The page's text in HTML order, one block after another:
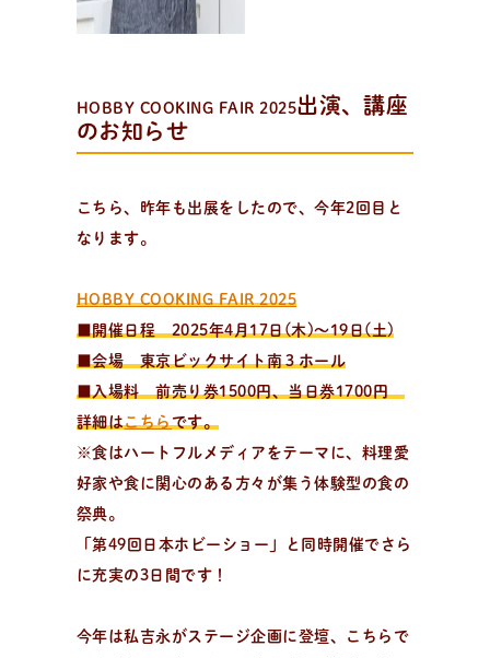
趣味でパン作りを楽しみたい方、製パン理論を学びたい
方、パン教室をはじめたい方。
パンが作りたい！
室、イベント情報を探そう！
HOBBY COOKING FAIR 2025出演、講座
のお知らせ
こちら、昨年も出展をしたので、今年2回目と
なります。
HOBBY COOKING FAIR 2025
■開催日程 2025年4月17日(木)〜19日(土)
■会場 東京ビックサイト南３ホール
■入場料 前売り券1500円、当日券1700円
詳細はこちらです。
※食はハートフルメディアをテーマに、料理愛
好家や食に関心のある方々が集う体験型の食の
祭典。
「第49回日本ホビーショー」と同時開催でさら
に充実の3日間です！
今年は私吉永がステージ企画に登壇、こちらで